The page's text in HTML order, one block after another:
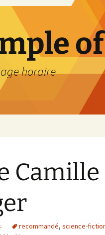
horaire
Camille
recommandé, science-